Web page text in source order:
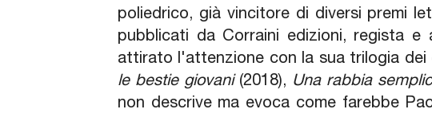
poliedrico, già vincitore di diversi premi
pubblicati da Corraini edizioni, regista
attirato l'attenzione con la sua trilogia dei
le bestie giovani(2018), Una rabbia
non descrive ma evoca come farebbe